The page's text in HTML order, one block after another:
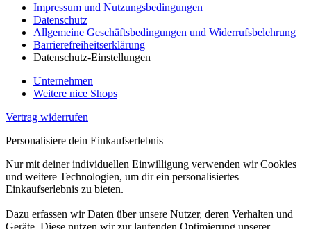
Impressum und Nutzungsbedingungen
Datenschutz
Allgemeine Geschäftsbedingungen und Widerrufsbelehrung
Barrierefreiheitserklärung
Datenschutz-Einstellungen
Unternehmen
Weitere nice Shops
Vertrag widerrufen
Personalisiere dein Einkaufserlebnis
Nur mit deiner individuellen Einwilligung verwenden wir Cookies
und weitere Technologien, um dir ein personalisiertes
Einkaufserlebnis zu bieten.
Dazu erfassen wir Daten über unsere Nutzer, deren Verhalten und
Geräte. Diese nutzen wir zur laufenden Optimierung unserer